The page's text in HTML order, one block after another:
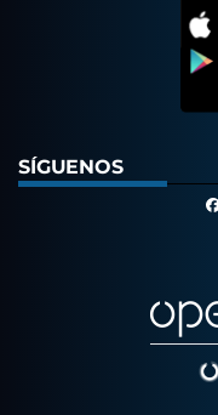
SÍGUENOS